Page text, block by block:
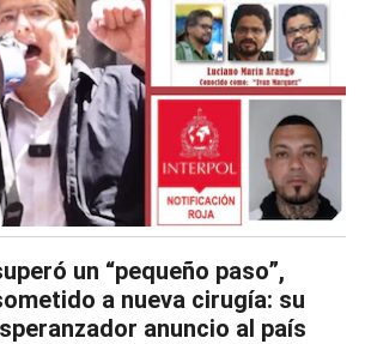
un “pequeño paso”,
a nueva cirugía: su
anuncio al país